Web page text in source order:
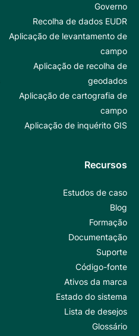
Governo
Recolha de dados EUDR
Aplicação de levantamento de
campo
Aplicação de recolha de
geodados
Aplicação de cartografia de
campo
Aplicação de inquérito GIS
Recursos
Estudos de caso
Blog
Formação
Documentação
Suporte
Código-fonte
Ativos da marca
Estado do sistema
Lista de desejos
Glossário